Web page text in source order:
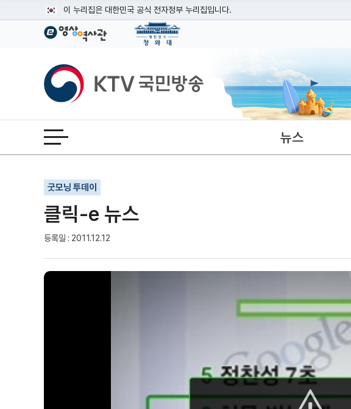
이 누리집은 대한민국 공식 전자정부 누리집입니다.
공식 누리집 주소 확인하기
이밖에 or.kr 또는 .kr등 다른 도메인 주소를 사용하고 있다면 아래 URL에서 도메인 주소
운영중인 공식 누리집보기
KTV국민방송
전체메뉴 열기 뉴스
굿모닝 투데이
클릭-e 뉴스
등록일 : 2011.12.12
기사인쇄
글자확대
글자축소